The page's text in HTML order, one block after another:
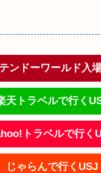
ンドーワールド入
天トラベルで行く
トラベルで行く
じゃらんで行くUSJ